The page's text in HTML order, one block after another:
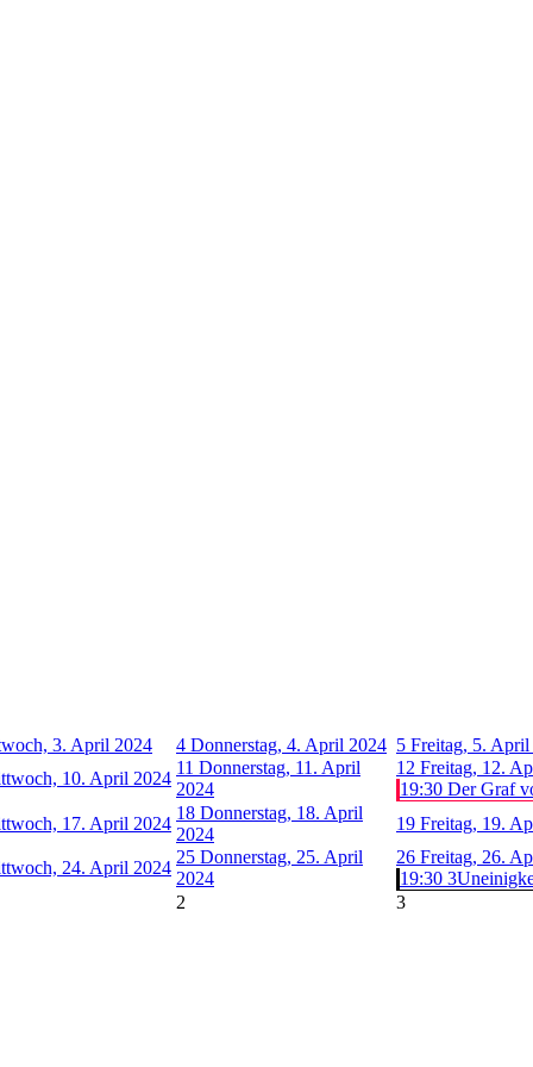
3. April 2024 4 Donnerstag, 4. April 2024 5 Freitag, 5. April
10. April 2024
11 Donnerstag, 11. April
2024
12 Freitag, 12.
19:30 Der Graf
17. April 2024
18 Donnerstag, 18. April
2024
19 Freitag, 19.
24. April 2024
25 Donnerstag, 25. April
2024
26 Freitag, 26.
19:30
2 3